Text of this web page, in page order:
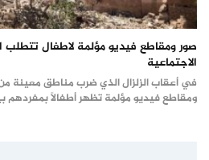
صور ومقاطع فيديو مؤلمة لاطفال
الاجتماعية
في أعقاب الزلزال الذي ضرب مناطق معينة
ومقاطع فيديو مؤلمة تظهر أطفالًا بمفردهم